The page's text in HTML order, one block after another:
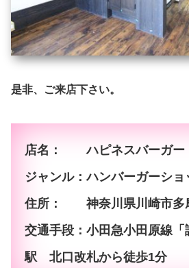
是非、ご来店下さい。
店名： ハピネスバーガー
ジャンル：ハンバーガーショ
住所： 神奈川県川崎市多
交通手段：小田急小田原線「
駅 北口改札から徒歩1分